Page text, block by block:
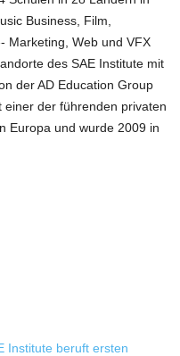
Business, Film,
Marketing, Web und VFX
des SAE Institute mit
der AD Education Group
einer der führenden privaten
Europa und wurde 2009 in
Institute beruft ersten